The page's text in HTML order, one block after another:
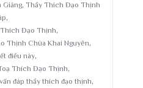
Giảng, Thầy Thích Đạo Thịnh
,
Thích Đạo Thịnh,
Thịnh Chùa Khai Nguyên,
điều này,
Thích Đạo Thịnh,
vấn đáp thầy thích đạo thịnh,